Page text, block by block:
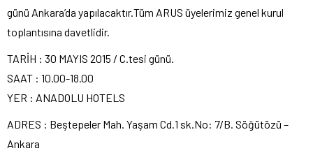
günü Ankara’da yapılacaktır.Tüm ARUS üyelerimiz genel kurul
toplantısına davetlidir.
TARİH : 30 MAYIS 2015 / C.tesi günü.
SAAT : 10.00-18.00
YER : ANADOLU HOTELS
ADRES : Beştepeler Mah. Yaşam Cd.1 sk.No: 7/B. Söğütözü –
Ankara